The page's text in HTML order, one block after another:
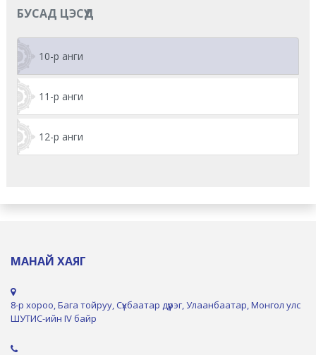
БУСАД ЦЭСҮҮД
10-р анги
11-р анги
12-р анги
МАНАЙ ХАЯГ
8-р хороо, Бага тойруу, Сүхбаатар дүүрэг, Улаанбаатар, Монгол улс
ШУТИС-ийн IV байр